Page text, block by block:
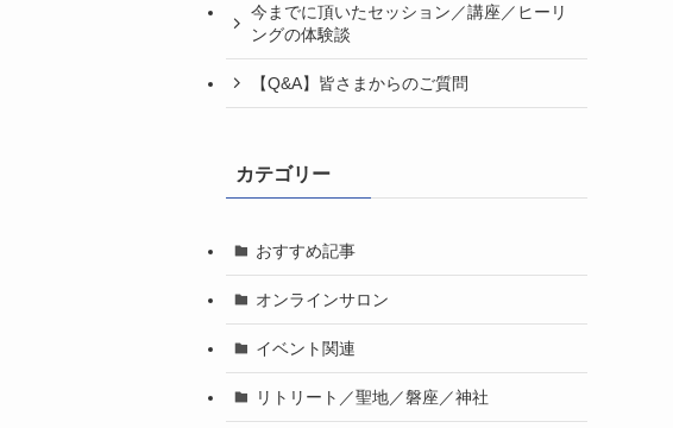
今までに頂いたセッション／講座／ヒーリ
ングの体験談
【Q&A】皆さまからのご質問
カテゴリー
おすすめ記事
オンラインサロン
イベント関連
リトリート／聖地／磐座／神社